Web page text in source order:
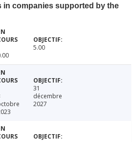
in companies supported by the
5.00
31
décembre
2027